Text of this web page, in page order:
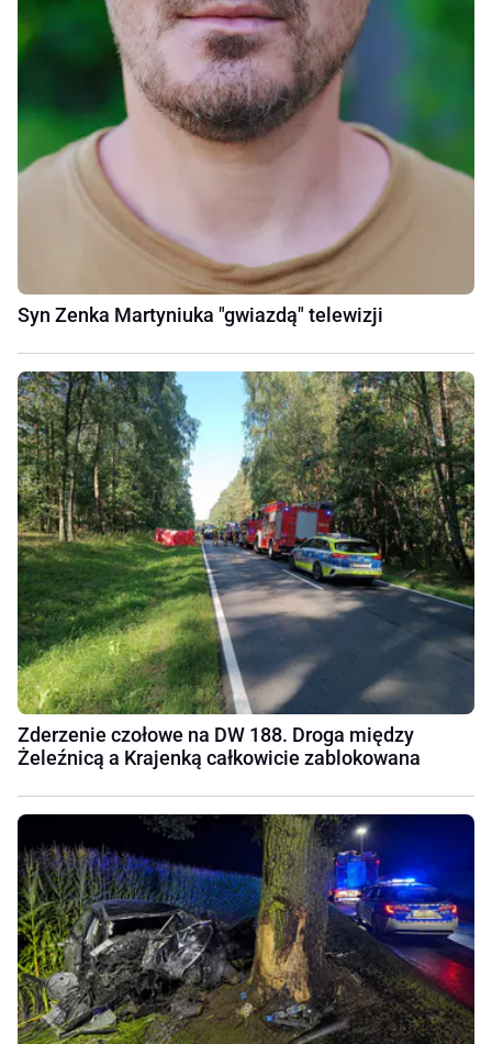
Syn Zenka Martyniuka "gwiazdą" telewizji
Zderzenie czołowe na DW 188. Droga między
Żeleźnicą a Krajenką całkowicie zablokowana